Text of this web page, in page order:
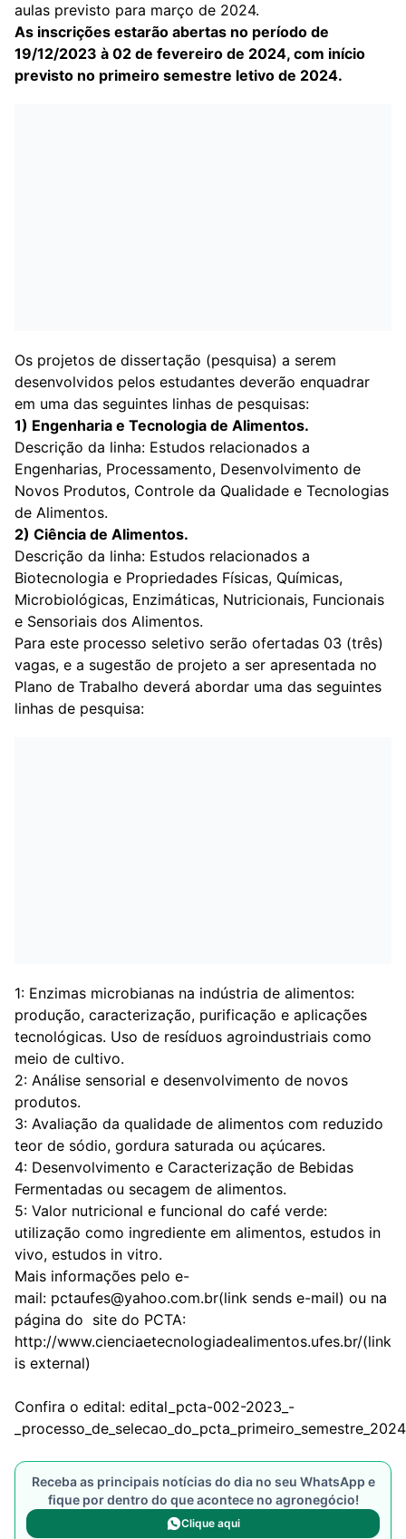
aulas previsto para março de 2024.
As inscrições estarão abertas no período de
19/12/2023 à 02 de fevereiro de 2024, com início
previsto no primeiro semestre letivo de 2024.
Os projetos de dissertação (pesquisa) a serem
desenvolvidos pelos estudantes deverão enquadrar
em uma das seguintes linhas de pesquisas:
1) Engenharia e Tecnologia de Alimentos.
Descrição da linha: Estudos relacionados a
Engenharias, Processamento, Desenvolvimento de
Novos Produtos, Controle da Qualidade e Tecnologias
de Alimentos.
2) Ciência de Alimentos.
Descrição da linha: Estudos relacionados a
Biotecnologia e Propriedades Físicas, Químicas,
Microbiológicas, Enzimáticas, Nutricionais, Funcionais
e Sensoriais dos Alimentos.
Para este processo seletivo serão ofertadas 03 (três)
vagas, e a sugestão de projeto a ser apresentada no
Plano de Trabalho deverá abordar uma das seguintes
linhas de pesquisa:
1: Enzimas microbianas na indústria de alimentos:
produção, caracterização, purificação e aplicações
tecnológicas. Uso de resíduos agroindustriais como
meio de cultivo.
2: Análise sensorial e desenvolvimento de novos
produtos.
3: Avaliação da qualidade de alimentos com reduzido
teor de sódio, gordura saturada ou açúcares.
4: Desenvolvimento e Caracterização de Bebidas
Fermentadas ou secagem de alimentos.
5: Valor nutricional e funcional do café verde:
utilização como ingrediente em alimentos, estudos in
vivo, estudos in vitro.
Mais informações pelo e-
mail: pctaufes@yahoo.com.br(link sends e-mail) ou na
página do site do PCTA:
http://www.cienciaetecnologiadealimentos.ufes.br/(link
is external)
Confira o edital: edital_pcta-002-2023_-
Receba as principais notícias do dia no seu WhatsApp e
fique por dentro do que acontece no agronegócio!
Clique aqui